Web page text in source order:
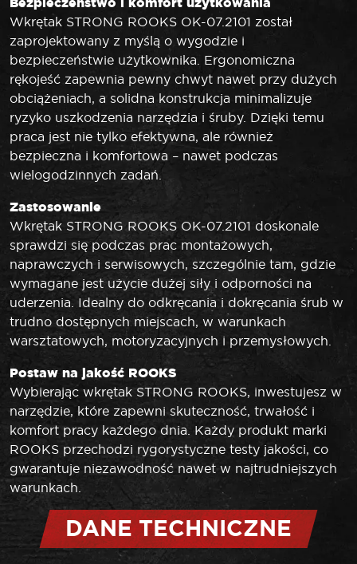
Wkrętak STRONG ROOKS OK-07.2101 został
zaprojektowany z myślą o wygodzie i
bezpieczeństwie użytkownika. Ergonomiczna
rękojeść zapewnia pewny chwyt nawet przy dużych
obciążeniach, a solidna konstrukcja minimalizuje
ryzyko uszkodzenia narzędzia i śruby. Dzięki temu
praca jest nie tylko efektywna, ale również
bezpieczna i komfortowa – nawet podczas
wielogodzinnych zadań.
Zastosowanie
Wkrętak STRONG ROOKS OK-07.2101 doskonale
sprawdzi się podczas prac montażowych,
naprawczych i serwisowych, szczególnie tam, gdzie
wymagane jest użycie dużej siły i odporności na
uderzenia. Idealny do odkręcania i dokręcania śrub w
trudno dostępnych miejscach, w warunkach
warsztatowych, motoryzacyjnych i przemysłowych.
Postaw na jakość ROOKS
Wybierając wkrętak STRONG ROOKS, inwestujesz w
narzędzie, które zapewni skuteczność, trwałość i
komfort pracy każdego dnia. Każdy produkt marki
ROOKS przechodzi rygorystyczne testy jakości, co
gwarantuje niezawodność nawet w najtrudniejszych
warunkach.
DANE TECHNICZNE